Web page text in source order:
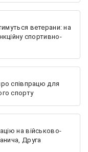
ветерани: на
спортивно-
співпрацю для
спорту
на військово-
Друга